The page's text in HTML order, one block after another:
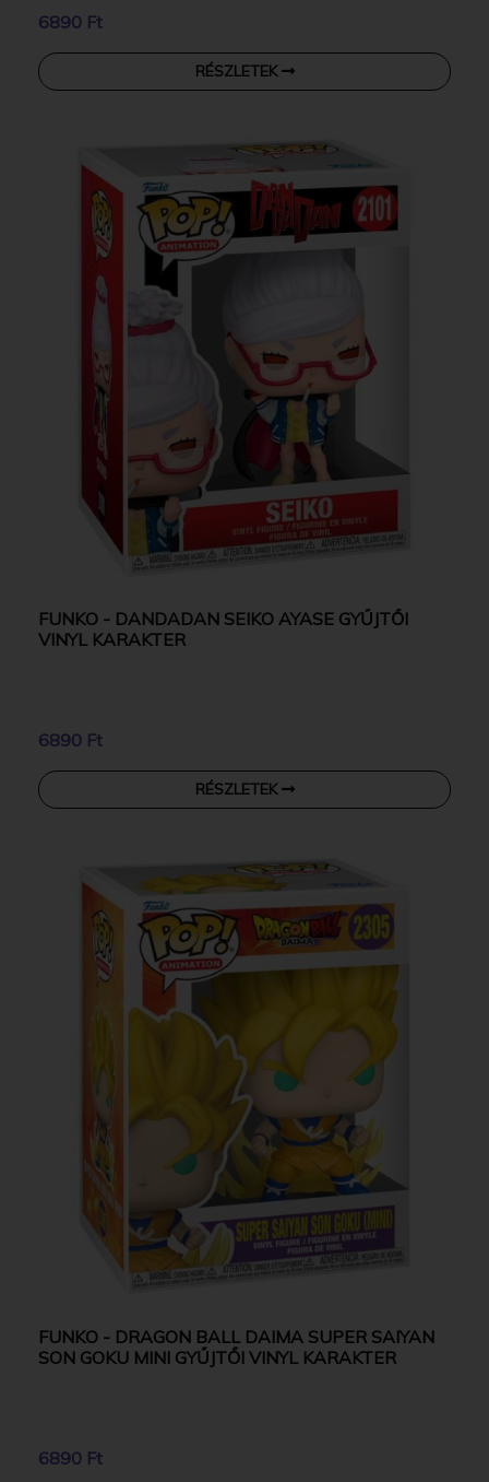
6890 Ft
RÉSZLETEK
FUNKO - DANDADAN SEIKO AYASE GYŰJTŐI
VINYL KARAKTER
6890 Ft
RÉSZLETEK
FUNKO - DRAGON BALL DAIMA SUPER SAIYAN
SON GOKU MINI GYŰJTŐI VINYL KARAKTER
6890 Ft